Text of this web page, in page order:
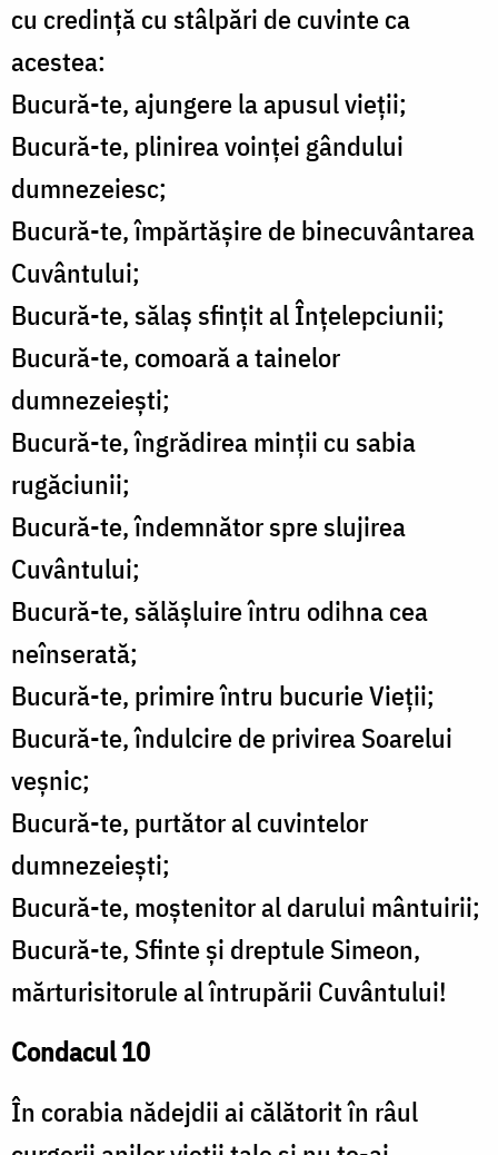
cu credință cu stâlpări de cuvinte ca
acestea:
Bucură-te, ajungere la apusul vieții;
Bucură-te, plinirea voinței gândului
dumnezeiesc;
Bucură-te, împărtășire de binecuvântarea
Cuvântului;
Bucură-te, sălaș sfințit al Înțelepciunii;
Bucură-te, comoară a tainelor
dumnezeiești;
Bucură-te, îngrădirea minții cu sabia
rugăciunii;
Bucură-te, îndemnător spre slujirea
Cuvântului;
Bucură-te, sălășluire întru odihna cea
neînserată;
Bucură-te, primire întru bucurie Vieții;
Bucură-te, îndulcire de privirea Soarelui
veșnic;
Bucură-te, purtător al cuvintelor
dumnezeiești;
Bucură-te, moștenitor al darului mântuirii;
Bucură-te, Sfinte și dreptule Simeon,
mărturisitorule al întrupării Cuvântului!
Condacul 10
În corabia nădejdii ai călătorit în râul